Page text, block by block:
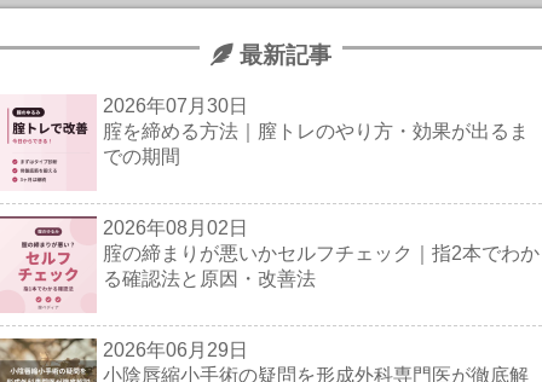
最新記事
2026年07月30日
腟を締める方法｜膣トレのやり方・効果が出るま
での期間
2026年08月02日
腟の締まりが悪いかセルフチェック｜指2本でわか
る確認法と原因・改善法
2026年06月29日
小陰唇縮小手術の疑問を形成外科専門医が徹底解